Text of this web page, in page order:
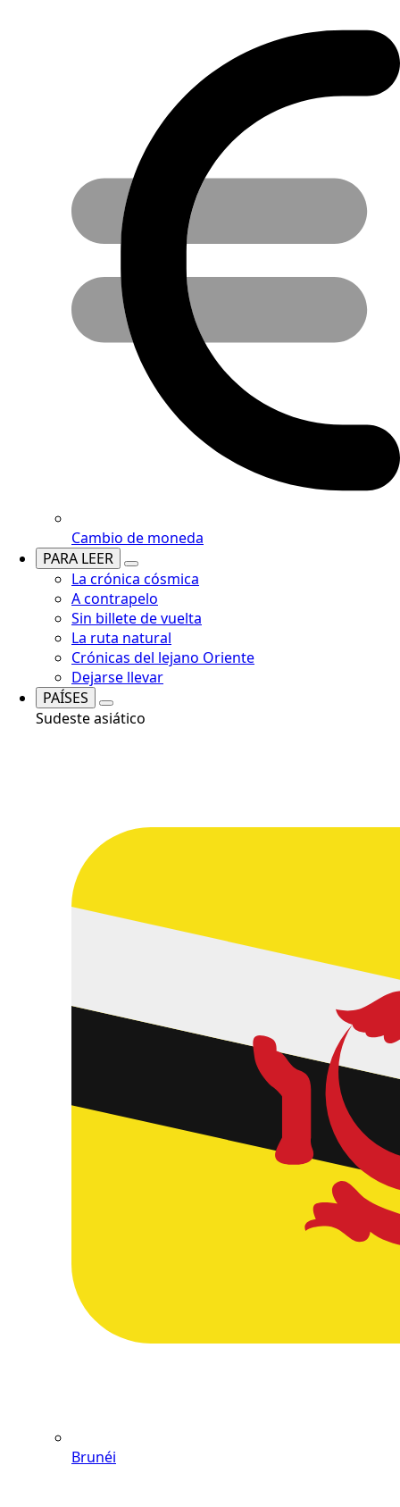
Cambio de moneda
PARA LEER
La crónica cósmica
A contrapelo
Sin billete de vuelta
La ruta natural
Crónicas del lejano Oriente
Dejarse llevar
PAÍSES
Sudeste asiático
Brunéi